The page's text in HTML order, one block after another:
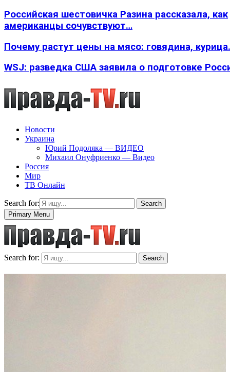
Российская шестовичка Разина рассказала, как
американцы сочувствуют…
Почему растут цены на мясо: говядина,
WSJ: разведка США заявила о подготовке
Новости
Украина
Юрий Подоляка — ВИДЕО
Михаил Онуфриенко — Видео
Россия
Мир
ТВ Онлайн
Search for:
Search
Primary Menu
Search for: Search